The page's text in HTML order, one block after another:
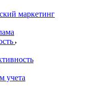
маркетинг
учета